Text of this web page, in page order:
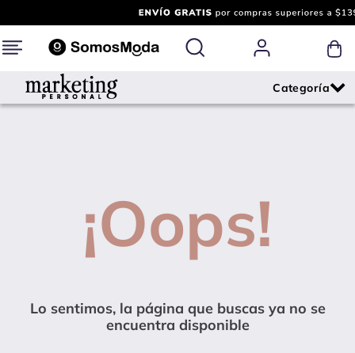
¡Oops!
Lo sentimos, la página que buscas ya no se
encuentra disponible